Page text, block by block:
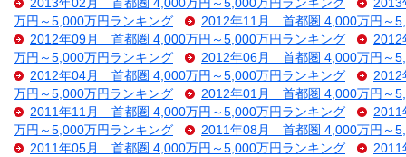
2013年02月 首都圏 4,000万円～5,000万円ランキング
2013
万円～5,000万円ランキング
2012年11月 首都圏 4,000万円～
2012年09月 首都圏 4,000万円～5,000万円ランキング
2012
万円～5,000万円ランキング
2012年06月 首都圏 4,000万円～
2012年04月 首都圏 4,000万円～5,000万円ランキング
2012
万円～5,000万円ランキング
2012年01月 首都圏 4,000万円～
2011年11月 首都圏 4,000万円～5,000万円ランキング
2011
万円～5,000万円ランキング
2011年08月 首都圏 4,000万円～
2011年05月 首都圏 4,000万円～5,000万円ランキング
2011